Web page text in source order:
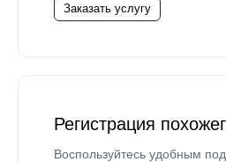
Заказать услугу
Регистрация
Воспользуйтесь удобным